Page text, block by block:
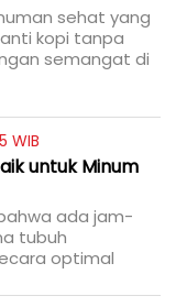
sehat yang
kopi tanpa
semangat di
WIB
untuk Minum
ada jam-
tubuh
optimal